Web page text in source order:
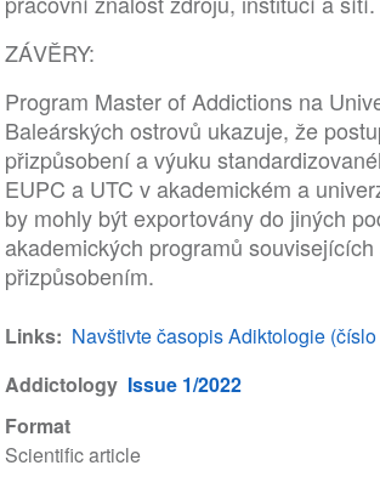
Addictology Issue 1/2022
Format
Scientific article
ZÁVĚRY:
Program Master of Addictions na
Baleárských ostrovů ukazuje, že
přizpůsobení a výuku
EUPC a UTC v akademickém a
by mohly být exportovány do jiných
akademických programů souvisejících
přizpůsobením.
Links Navštivte časopis Adiktologie